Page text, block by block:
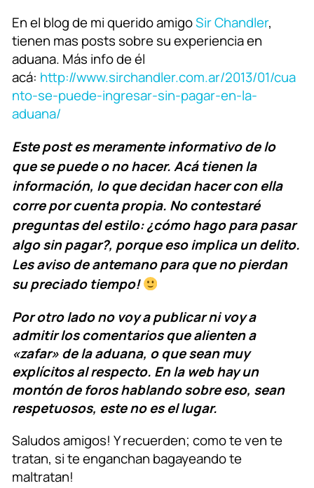
En el blog de mi querido amigoSir Chandler,
tienen mas posts sobre su experiencia en
aduana. Más info de él
acá: http://www.sirchandler.com.ar/2013/01/cua
nto-se-puede-ingresar-sin-pagar-en-la-
aduana/
Este post es meramente informativo de lo
que se puede o no hacer. Acá tienen la
información, lo que decidan hacer con ella
corre por cuenta propia. No contestaré
preguntas del estilo: ¿cómo hago para pasar
algo sin pagar?, porque eso implica un delito.
Les aviso de antemano para que no pierdan
su preciado tiempo!
Por otro lado no voy a publicar ni voy a
admitir los comentarios que alienten a
«zafar» de la aduana, o que sean muy
explícitos al respecto. En la web hay un
montón de foros hablando sobre eso, sean
respetuosos, este no es el lugar.
Saludos amigos! Y recuerden; como te ven te
tratan, si te enganchan bagayeando te
maltratan!